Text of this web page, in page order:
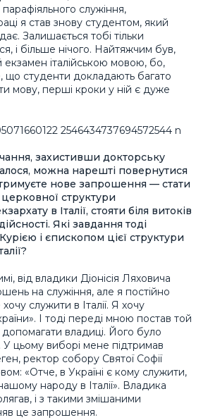
парафіяльного служіння,
я став знову студентом, який
Залишається тобі тільки
і більше нічого. Найтяжчим був,
італійською мовою, бо,
що студенти докладають багато
мову, перші кроки у ній є дуже
захистивши докторську
можна нарешті повернутися
нове запрошення — стати
структури
в Італії, стояти біля витоків
Які завдання тоді
і єпископом цієї структури
від владики Діонісія Ляховича
на служіння, але я постійно
служити в Італії. Я хочу
І тоді переді мною постав той
владиці. Його було
цьому виборі мене підтримав
ректор собору Святої Софії
«Отче, в Україні є кому служити,
народу в Італії». Владика
і з такими змішаними
це запрошення.